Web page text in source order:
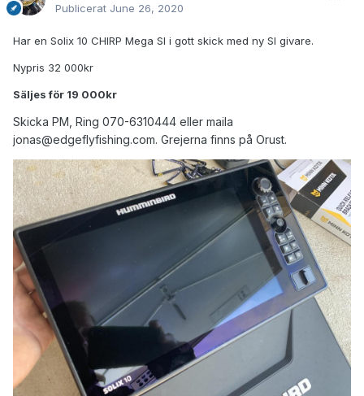
Publicerat June 26, 2020
Har en Solix 10 CHIRP Mega SI i gott skick med ny SI givare.
Nypris 32 000kr
Säljes för 19 000kr
Skicka PM, Ring 070-6310444 eller maila
jonas@edgeflyfishing.com. Grejerna finns på Orust.